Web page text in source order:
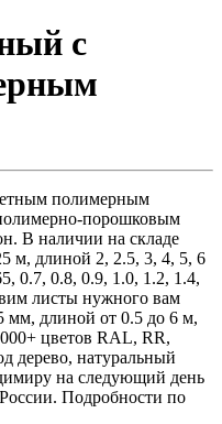
с
полимерным
порошковым
В наличии на складе
м, длиной 2, 2.5, 3, 4, 5, 6
0.7, 0.8, 0.9, 1.0, 1.2, 1.4,
листы нужного вам
мм, длиной от 0.5 до 6 м,
цветов RAL, RR,
дерево, натуральный
на следующий день
Подробности по